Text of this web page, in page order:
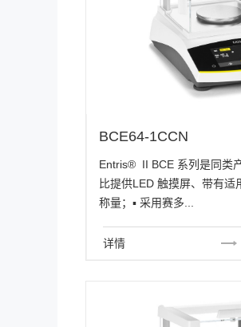
BCE64-1CCN
Entris® II BCE 系列是同类
比提供LED 触摸屏、带有适
称量；▪ 采用赛多...
详情